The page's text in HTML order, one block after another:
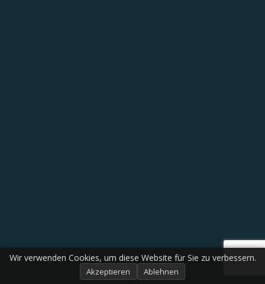
Wir verwenden Cookies, um diese Website für Sie zu verbessern.
Akzeptieren Ablehnen